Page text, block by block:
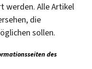
werden. Alle Artikel
die
sollen.
des